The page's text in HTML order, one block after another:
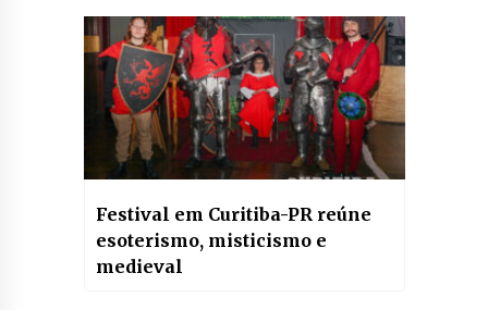
Festival em Curitiba-PR reúne
esoterismo, misticismo e
medieval